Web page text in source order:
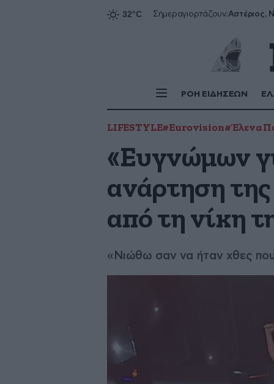
Σήμεραγιορτάζουν:Αστέριος,
ΡΟΗ ΕΙΔΗΣΕΩΝ
LIFESTYLE#Eurovision#Έλενα
«Ευγνώμων
ανάρτηση
από τη νίκη
«Νιώθω σαν να ήταν χθες που